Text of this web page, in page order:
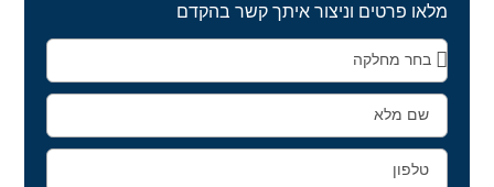
מלאו פרטים וניצור איתך קשר בהקדם